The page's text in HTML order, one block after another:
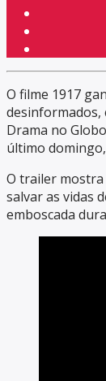
O filme 1917
desinformados,
Drama no
último
O trailer mostra
salvar as vidas
emboscada